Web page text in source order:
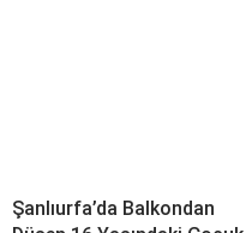
Şanlıurfa’da Balkondan